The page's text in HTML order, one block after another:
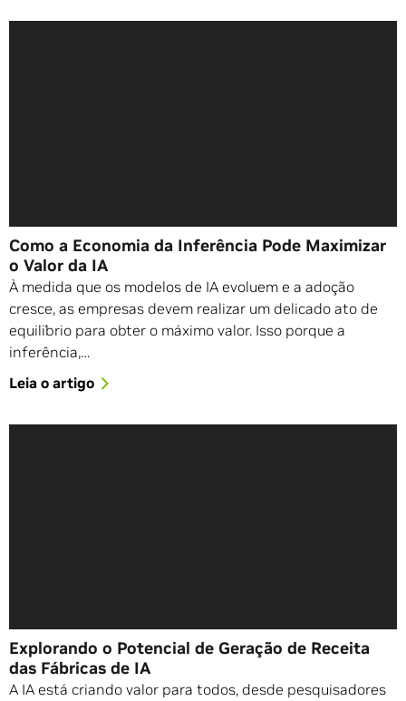
Como a Economia da Inferência Pode Maximizar
o Valor da IA
À medida que os modelos de IA evoluem e a adoção
cresce, as empresas devem realizar um delicado ato de
equilíbrio para obter o máximo valor. Isso porque a
inferência,…
Leia o artigo
Explorando o Potencial de Geração de Receita
das Fábricas de IA
A IA está criando valor para todos, desde pesquisadores